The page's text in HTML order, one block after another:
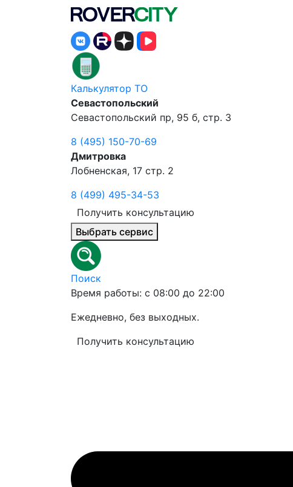
Калькулятор ТО
Севастопольский
Севастопольский пр, 95 б, стр. 3
8 (495) 150-70-69
Дмитровка
Лобненская, 17 стр. 2
8 (499) 495-34-53
Получить консультацию
Выбрать сервис
Поиск
Время работы: с 08:00 до 22:00
Ежедневно, без выходных.
Получить консультацию